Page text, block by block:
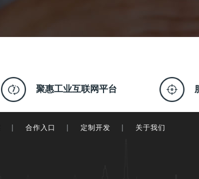
聚惠工业互联网平台
| 合作入口 | 定制开发 |
关于我们